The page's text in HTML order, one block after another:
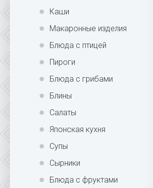
Каши
Макаронные изделия
Блюда с птицей
Пироги
Блюда с грибами
Блины
Салаты
Японская кухня
Супы
Сырники
Блюда с фруктами